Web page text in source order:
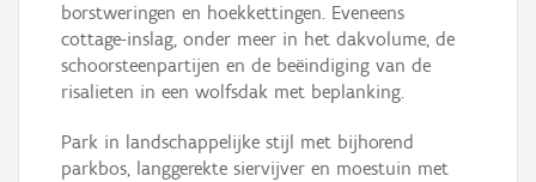
borstweringen en hoekkettingen. Eveneens
cottage-inslag, onder meer in het dakvolume, de
schoorsteenpartijen en de beëindiging van de
risalieten in een wolfsdak met beplanking.
Park in landschappelijke stijl met bijhorend
parkbos, langgerekte siervijver en moestuin met